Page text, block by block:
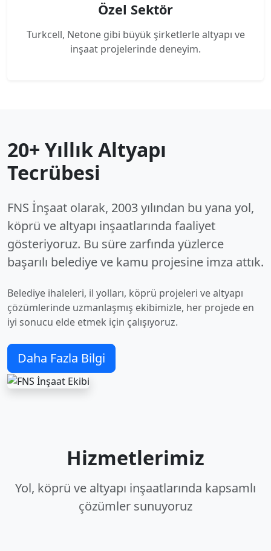
Özel Sektör
Turkcell, Netone gibi büyük şirketlerle altyapı ve
inşaat projelerinde deneyim.
20+ Yıllık Altyapı
Tecrübesi
FNS İnşaat olarak, 2003 yılından bu yana yol,
köprü ve altyapı inşaatlarında faaliyet
gösteriyoruz. Bu süre zarfında yüzlerce
başarılı belediye ve kamu projesine imza attık.
Belediye ihaleleri, il yolları, köprü projeleri ve altyapı
çözümlerinde uzmanlaşmış ekibimizle, her projede en
iyi sonucu elde etmek için çalışıyoruz.
Daha Fazla Bilgi
Hizmetlerimiz
Yol, köprü ve altyapı inşaatlarında kapsamlı
çözümler sunuyoruz